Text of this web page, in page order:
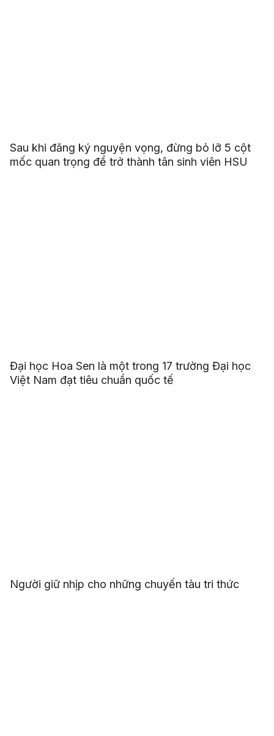
Sau khi đăng ký nguyện vọng, đừng bỏ lỡ 5 cột
mốc quan trọng để trở thành tân sinh viên HSU
Đại học Hoa Sen là một trong 17 trường Đại học
Việt Nam đạt tiêu chuẩn quốc tế
Người giữ nhịp cho những chuyến tàu tri thức